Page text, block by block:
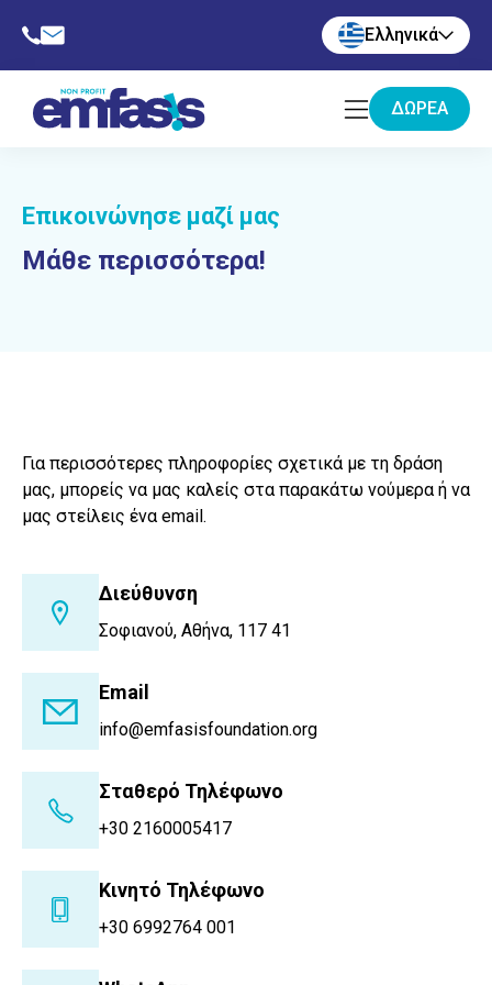
Ελληνικά
ΔΩΡΕΆ
Επικοινώνησε μαζί μας
Μάθε περισσότερα!
Για περισσότερες πληροφορίες σχετικά με τη δράση
μας, μπορείς να μας καλείς στα παρακάτω νούμερα ή να
μας στείλεις ένα email.
Διεύθυνση
Σοφιανού, Αθήνα, 117 41
Email
info@emfasisfoundation.org
Σταθερό Τηλέφωνο
+30 2160005417
Κινητό Τηλέφωνο
+30 6992764 001